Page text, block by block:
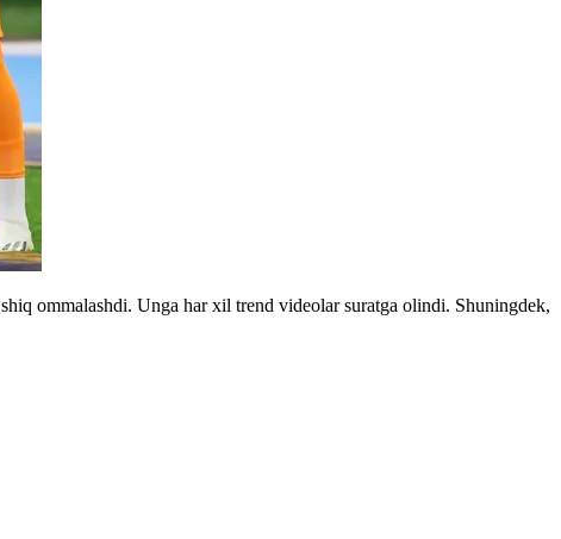
ommalashdi. Unga har xil trend videolar suratga olindi. Shuningdek,